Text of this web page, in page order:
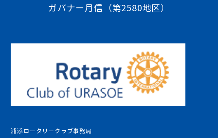
浦添ロータリークラブ事務局
ガバナー月信（第2580地区）